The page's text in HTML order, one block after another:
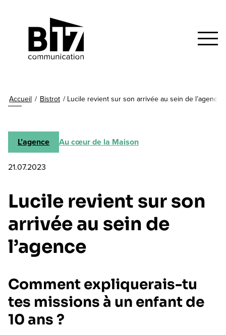
Accueil / Bistrot / Lucile revient sur son arrivée au sein de l’agence
L’agence Au cœur de la Maison
21.07.2023
Lucile revient sur son
arrivée au sein de
l’agence
Comment expliquerais-tu
tes missions à un enfant de
10 ans ?